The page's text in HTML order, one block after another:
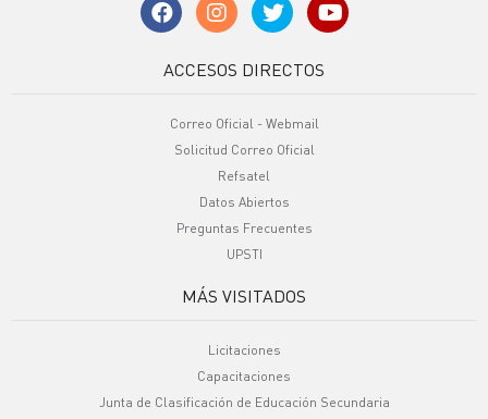
ACCESOS DIRECTOS
Correo Oficial - Webmail
Solicitud Correo Oficial
Refsatel
Datos Abiertos
Preguntas Frecuentes
UPSTI
MÁS VISITADOS
Licitaciones
Capacitaciones
Junta de Clasificación de Educación Secundaria